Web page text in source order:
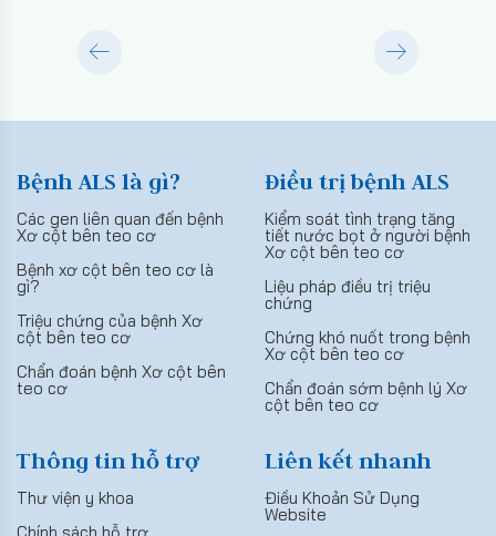
Bệnh ALS là gì?
Các gen liên quan đến bệnh
Xơ cột bên teo cơ
Bệnh xơ cột bên teo cơ là
gì?
Triệu chứng của bệnh Xơ
cột bên teo cơ
Chẩn đoán bệnh Xơ cột bên
teo cơ
Điều trị bệnh ALS
Kiểm soát tình trạng tăng
tiết nước bọt ở người bệnh
Xơ cột bên teo cơ
Liệu pháp điều trị triệu
chứng
Chứng khó nuốt trong bệnh
Xơ cột bên teo cơ
Chẩn đoán sớm bệnh lý Xơ
cột bên teo cơ
Thông tin hỗ trợ
Thư viện y khoa
Liên kết nhanh
Điều Khoản Sử Dụng
Website